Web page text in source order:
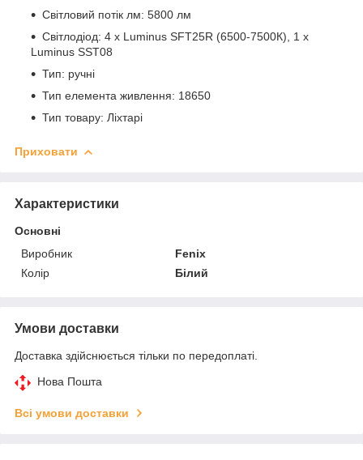
Світловий потік лм: 5800 лм
Світлодіод: 4 х Luminus SFT25R (6500-7500К), 1 х
Luminus SST08
Тип: ручні
Тип елемента живлення: 18650
Тип товару: Ліхтарі
Приховати
Характеристики
Основні
Виробник
Fenix
Колір
Білий
Умови доставки
Доставка здійснюється тільки по передоплаті.
Нова Пошта
Всі умови доставки